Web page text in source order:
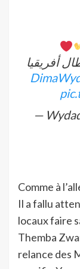
أفريقيا
—
Comme à
Il a fallu
locaux faire
Themba
relance des